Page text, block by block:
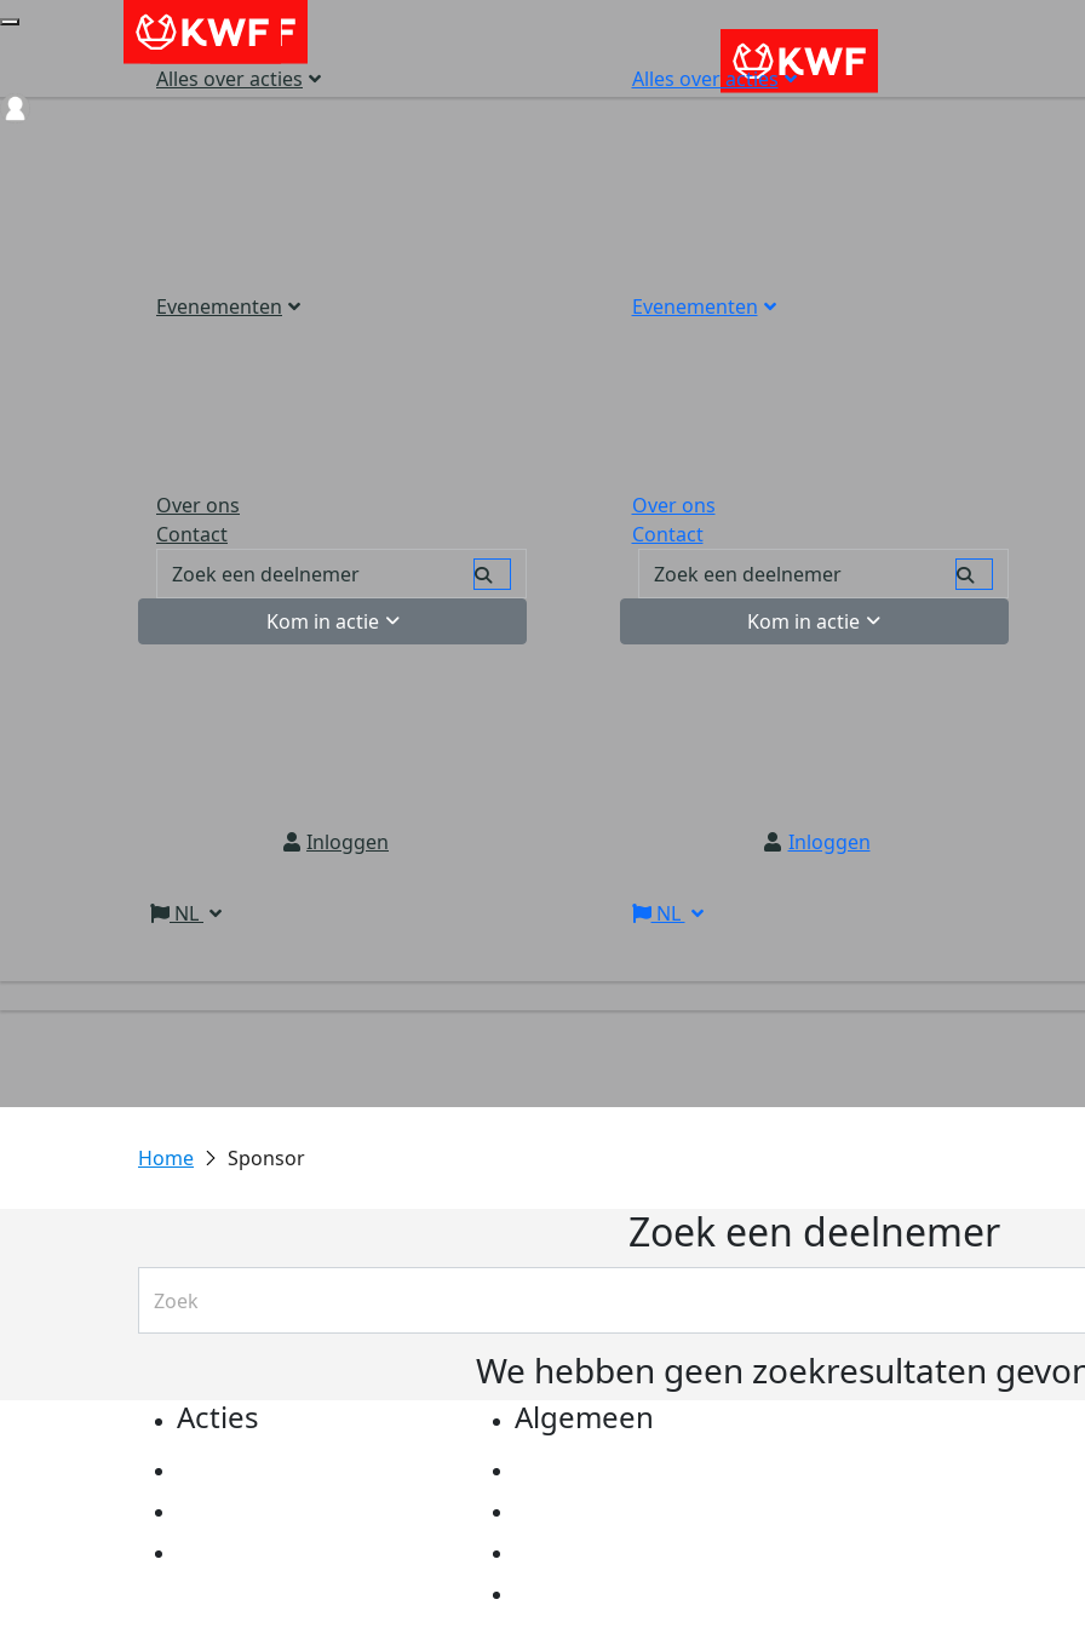
Alles over acties
Evenementen
Over ons
Contact
Kom in actie
Inloggen
NL
Alles over acties
Evenementen
Over ons
Contact
Kom in actie
Inloggen
NL
Sponsor
Zoek een deelnemer
We hebben geen zoekresultaten
Acties Algemeen